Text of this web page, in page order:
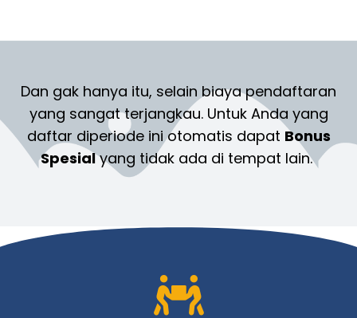
Dan gak hanya itu, selain biaya pendaftaran
yang sangat terjangkau. Untuk Anda yang
daftar diperiode ini otomatis dapat Bonus
Spesialyang tidak ada di tempat lain.